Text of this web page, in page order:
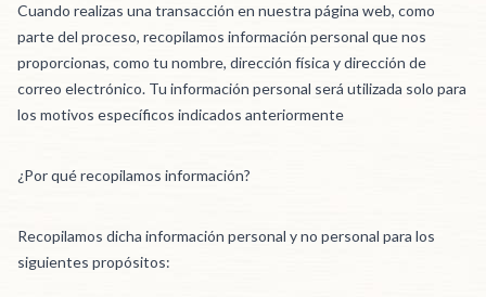
Cuando realizas una transacción en nuestra página web, como
parte del proceso, recopilamos información personal que nos
proporcionas, como tu nombre, dirección física y dirección de
correo electrónico. Tu información personal será utilizada solo para
los motivos específicos indicados anteriormente
¿Por qué recopilamos información?
Recopilamos dicha información personal y no personal para los
siguientes propósitos: